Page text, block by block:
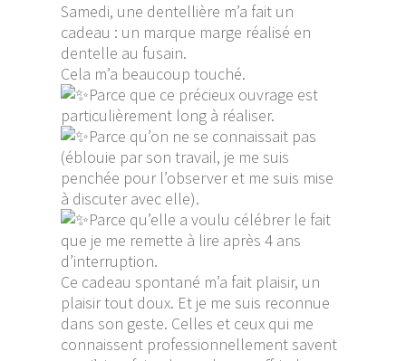
Samedi, une dentellière m’a fait un
cadeau : un marque marge réalisé en
dentelle au fusain.
Cela m’a beaucoup touché.
Parce que ce précieux ouvrage est
particulièrement long à réaliser.
Parce qu’on ne se connaissait pas
(éblouie par son travail, je me suis
penchée pour l’observer et me suis mise
à discuter avec elle).
Parce qu’elle a voulu célébrer le fait
que je me remette à lire après 4 ans
d’interruption.
Ce cadeau spontané m’a fait plaisir, un
plaisir tout doux. Et je me suis reconnue
dans son geste. Celles et ceux qui me
connaissent professionnellement savent